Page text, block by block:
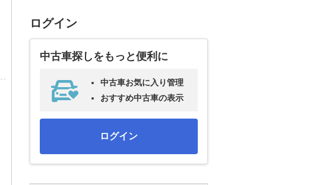
ログイン
中古車探しをもっと便利に
中古車お気に入り管理
おすすめ中古車の表示
ログイン